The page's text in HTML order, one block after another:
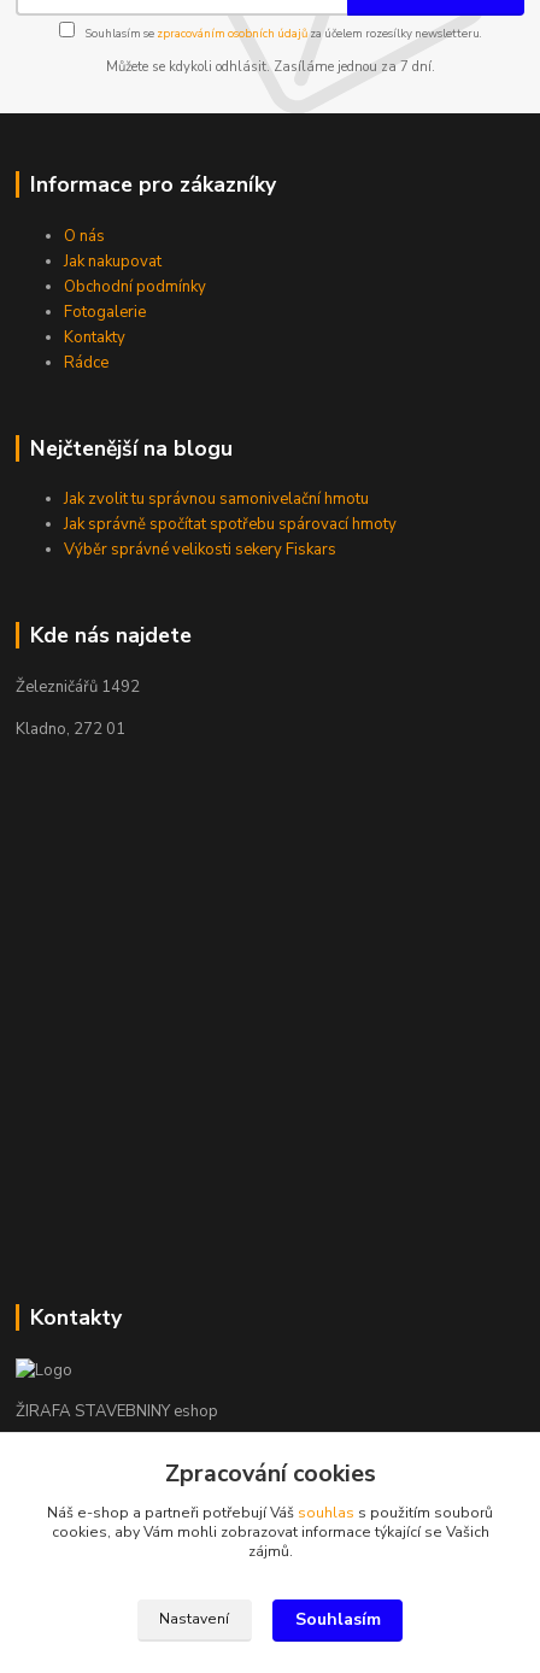
Souhlasím se zpracováním osobních údajůza účelem rozesílky newsletteru.
Můžete se kdykoli odhlásit. Zasíláme jednou za 7 dní.
Informace pro zákazníky
O nás
Jak nakupovat
Obchodní podmínky
Fotogalerie
Kontakty
Rádce
Nejčtenější na blogu
Jak zvolit tu správnou samonivelační hmotu
Jak správně spočítat spotřebu spárovací hmoty
Výběr správné velikosti sekery Fiskars
Kde nás najdete
Železničářů 1492
Kladno, 272 01
Kontakty
ŽIRAFA STAVEBNINY eshop
+420 312 685 342
kladno@zirafa-stavebniny.cz
Zpracování cookies
Náš e-shop a partneři potřebují Váš souhlas s použitím souborů
cookies, aby Vám mohli zobrazovat informace týkající se Vašich
zájmů.
Nastavení Souhlasím